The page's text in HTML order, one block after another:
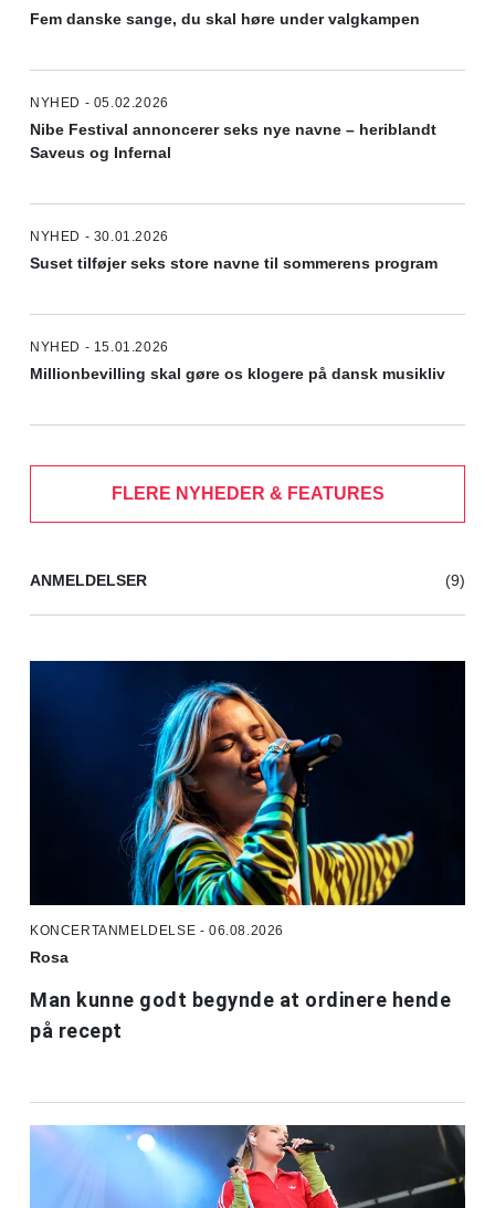
Fem danske sange, du skal høre under valgkampen
NYHED - 05.02.2026
Nibe Festival annoncerer seks nye navne – heriblandt
Saveus og Infernal
NYHED - 30.01.2026
Suset tilføjer seks store navne til sommerens program
NYHED - 15.01.2026
Millionbevilling skal gøre os klogere på dansk musikliv
FLERE NYHEDER & FEATURES
ANMELDELSER (9)
KONCERTANMELDELSE - 06.08.2026
Rosa
Man kunne godt begynde at ordinere hende
på recept